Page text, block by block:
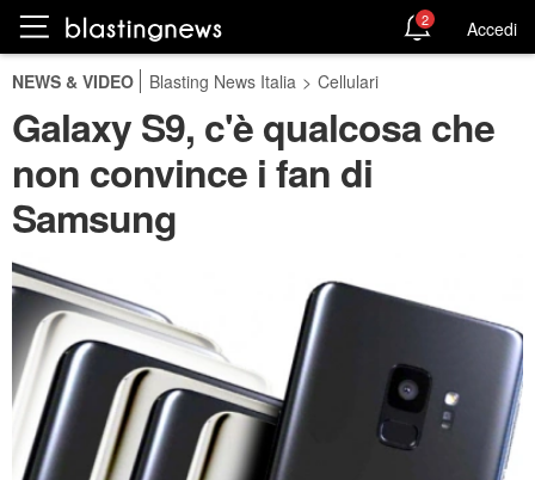
2 Accedi
NEWS & VIDEO Blasting News Italia > Cellulari
Galaxy S9, c'è qualcosa che
non convince i fan di
Samsung